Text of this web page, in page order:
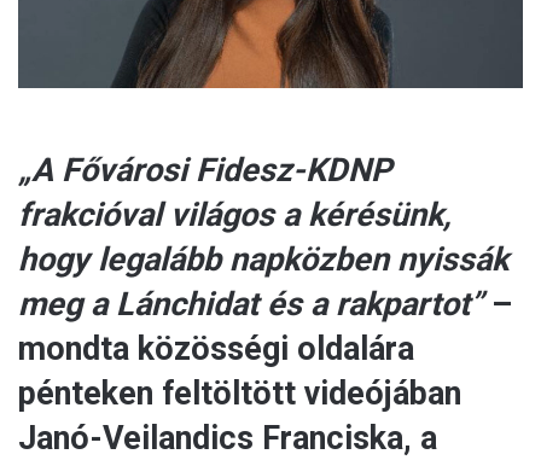
„A Fővárosi Fidesz-KDNP
frakcióval világos a kérésünk,
hogy legalább napközben nyissák
meg a Lánchidat és a rakpartot”–
mondta közösségi oldalára
pénteken feltöltött videójában
Janó-Veilandics Franciska, a